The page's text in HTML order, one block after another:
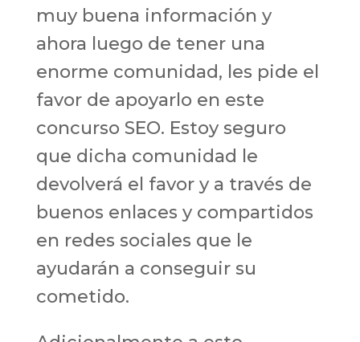
muy buena información y
ahora luego de tener una
enorme comunidad, les pide el
favor de apoyarlo en este
concurso SEO. Estoy seguro
que dicha comunidad le
devolverá el favor y a través de
buenos enlaces y compartidos
en redes sociales que le
ayudarán a conseguir su
cometido.